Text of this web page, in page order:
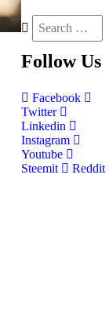
Follow Us
Facebook
Twitter
Linkedin
Instagram
Youtube
Steemit
Reddit